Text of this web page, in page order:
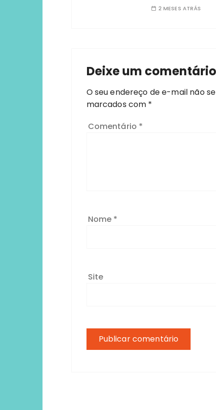
2 MESES ATRÁS
Deixe um comentário
O seu endereço de e-mail não
marcados com *
Comentário *
Nome *
Site